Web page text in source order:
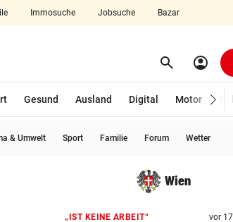
Immosuche Jobsuche Bazar
search Suchen
account_circle
Gesund Ausland Digital Motor
& Umwelt Sport Familie Forum Wetter
Wien
„IST KEINE ARBEIT“ vor